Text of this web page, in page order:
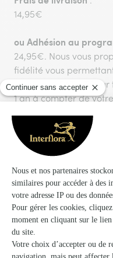
14,95€
ou Adhésion au
24,95€. Nous vous
fidélité vous
livraison GRATUITS
1 an à compter de
toute commande
Vous
Encore plus